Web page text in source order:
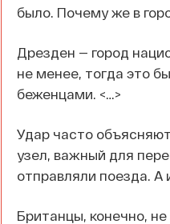
было. Почему же в
Дрезден — город
не менее, тогда это
беженцами. <…>
Удар часто
узел, важный для
отправляли поезда. А
Британцы, конечно,